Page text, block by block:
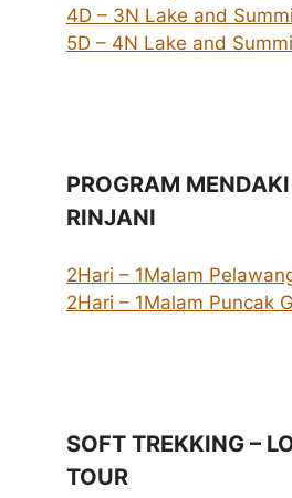
4D – 3N Lake and
5D – 4N Lake and
PROGRAM
RINJANI
2Hari – 1Malam
2Hari – 1Malam Puncak
SOFT TREKKING –
TOUR